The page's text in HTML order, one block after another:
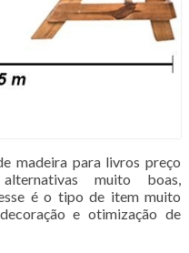
madeira para livros preço
muito boas,
é o tipo de item muito
e otimização de